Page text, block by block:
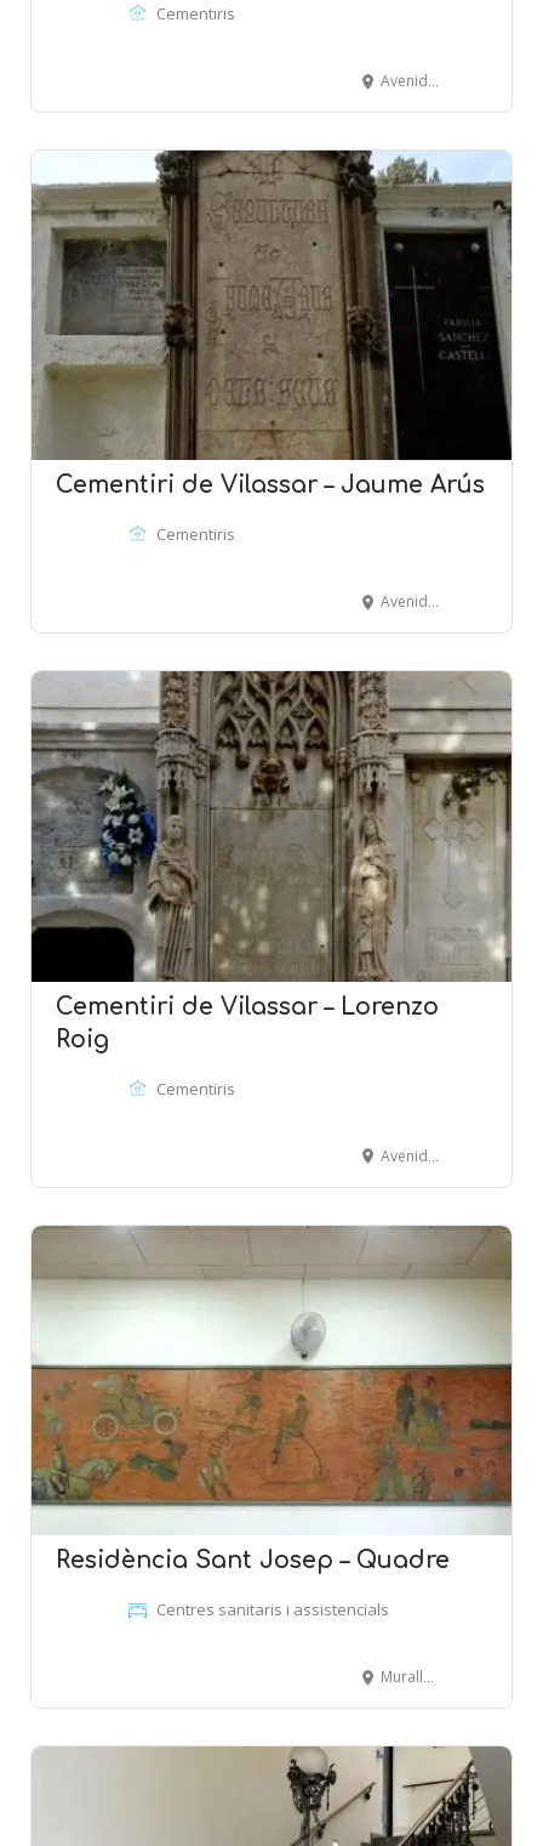
Cementiris
Avenida Montevideo - VILASSAR DE MAR
Cementiri de Vilassar – Jaume Arús
Cementiris
Avenida Montevideo - VILASSAR DE MAR
Cementiri de Vilassar – Lorenzo
Roig
Cementiris
Avenida Montevideo - VILASSAR DE MAR
Residència Sant Josep – Quadre
Centres sanitaris i assistencials
Muralla de Sant Llorenç, 15 - MATARÓ